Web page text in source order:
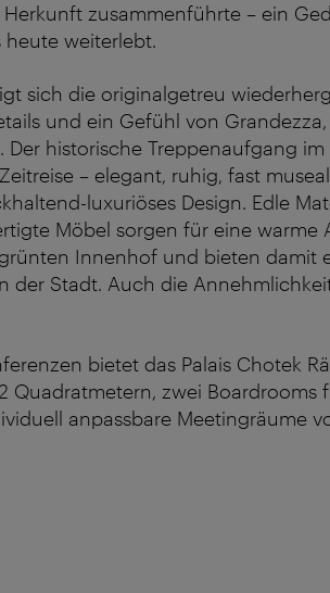
zusammenführte – ein
heute weiterlebt.
sich die originalgetreu
und ein Gefühl von
Der historische Treppenaufgang
– elegant, ruhig, fast
luxuriöses Design. Edle
Möbel sorgen für eine warme
Innenhof und bieten damit
der Stadt. Auch die
bietet das Palais Chotek
Quadratmetern, zwei Boardrooms
anpassbare Meetingräume